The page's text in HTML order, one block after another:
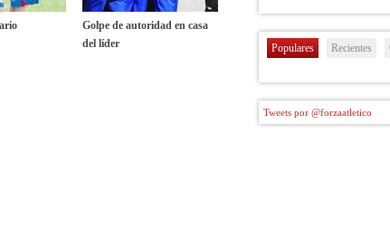
Golpe de autoridad en casa
del líder
Populares Recientes
Tweets por @forzaatletico